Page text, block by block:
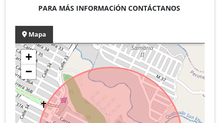
PARA MÁS INFORMACiÓN CONTÁCTANOS
Mapa
+
−